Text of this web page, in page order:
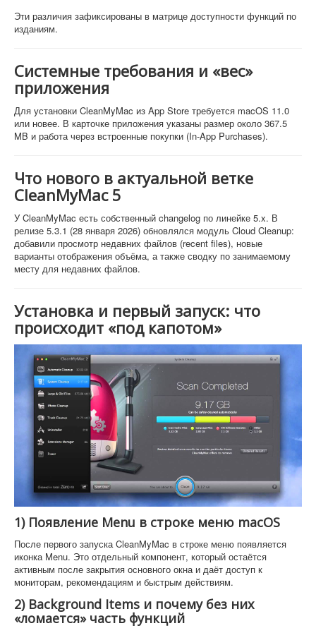
Эти различия зафиксированы в матрице доступности функций по
изданиям.
Системные требования и «вес»
приложения
Для установки CleanMyMac из App Store требуется macOS 11.0
или новее. В карточке приложения указаны размер около 367.5
MB и работа через встроенные покупки (In-App Purchases).
Что нового в актуальной ветке
CleanMyMac 5
У CleanMyMac есть собственный changelog по линейке 5.x. В
релизе 5.3.1 (28 января 2026) обновлялся модуль Cloud Cleanup:
добавили просмотр недавних файлов (recent files), новые
варианты отображения объёма, а также сводку по занимаемому
месту для недавних файлов.
Установка и первый запуск: что
происходит «под капотом»
1) Появление Menu в строке меню macOS
После первого запуска CleanMyMac в строке меню появляется
иконка Menu. Это отдельный компонент, который остаётся
активным после закрытия основного окна и даёт доступ к
мониторам, рекомендациям и быстрым действиям.
2) Background Items и почему без них
«ломается» часть функций